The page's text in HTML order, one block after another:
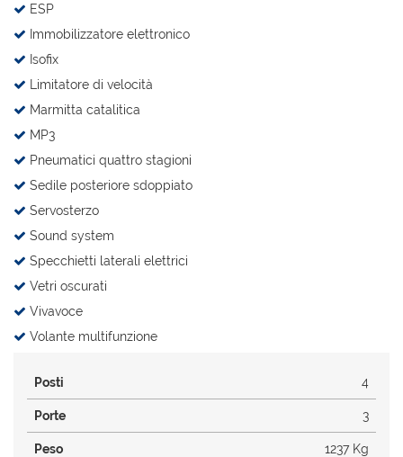
ESP
Immobilizzatore elettronico
Isofix
Limitatore di velocità
Marmitta catalitica
MP3
Pneumatici quattro stagioni
Sedile posteriore sdoppiato
Servosterzo
Sound system
Specchietti laterali elettrici
Vetri oscurati
Vivavoce
Volante multifunzione
Posti 4
Porte 3
Peso 1237 Kg